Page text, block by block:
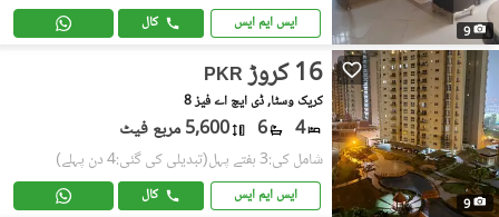
9 ایس ایم ایس کال
9
PKR 16 کروڑ
کریک وسٹا, ڈی ایچ اے فیز 8
4
6 5,600 مربع فیٹ
شامل کی:3 ہفتے پہل (تبدیلی کی گئی:4 دن پہلے)
ایس ایم ایس کال